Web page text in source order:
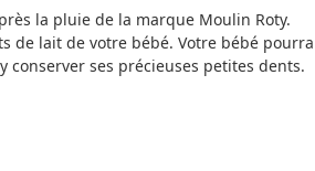
la pluie de la marque Moulin Roty.
de lait de votre bébé. Votre bébé pourra
conserver ses précieuses petites dents.